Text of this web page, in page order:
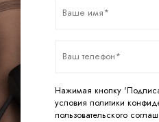
Нажимая кнопку
условия политики
пользовательского